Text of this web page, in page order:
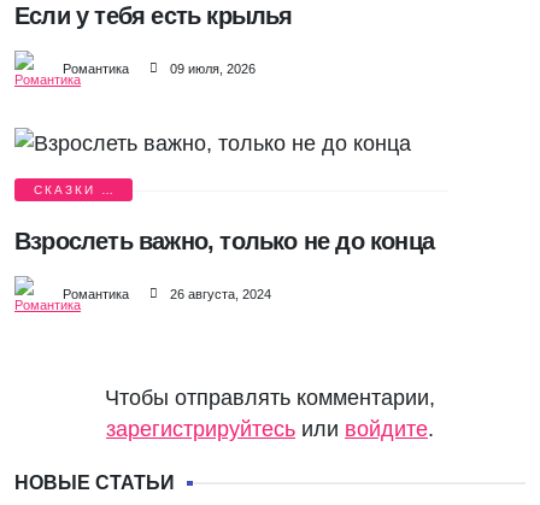
Если у тебя есть крылья
Романтика 09 июля, 2026
СКАЗКИ О
Взрослеть важно, только не до конца
Романтика 26 августа, 2024
Чтобы отправлять комментарии,
зарегистрируйтесь или войдите.
НОВЫЕ СТАТЬИ